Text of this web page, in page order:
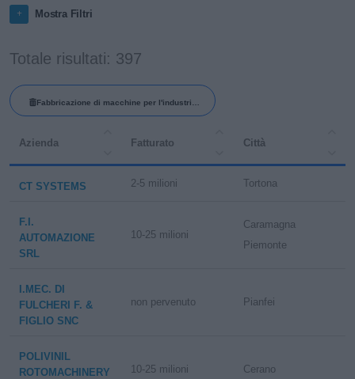
Mostra Filtri
Totale risultati: 397
Fabbricazione di macchine per l'industria
(incluse parti e accessori)
Azienda Fatturato Città
CT SYSTEMS 2-5 milioni Tortona
F.I.
AUTOMAZIONE
SRL
10-25 milioni
Caramagna
Piemonte
I.MEC. DI
FULCHERI F. &
FIGLIO SNC
non pervenuto Pianfei
POLIVINIL
ROTOMACHINERY
10-25 milioni Cerano